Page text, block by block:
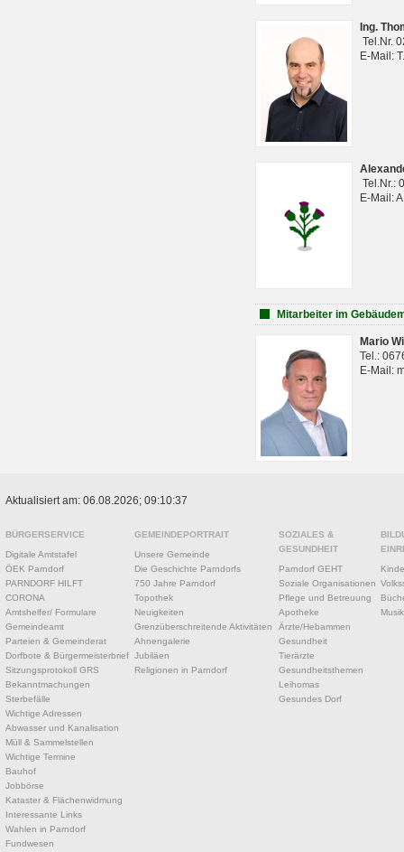
Ing.
Tel.Nr.
E-Mail:
Tel.Nr.:
E-Mail:
Mitarbeiter im
Mario
Tel.:
E-Mail:
Aktualisiert am: 06.08.2026; 09:10:37
BÜRGERSERVICE
Digitale Amtstafel
ÖEK Parndorf
PARNDORF HILFT
CORONA
Amtshelfer/ Formulare
Gemeindeamt
Parteien & Gemeinderat
Dorfbote & Bürgermeisterbrief
Sitzungsprotokoll GRS
Bekanntmachungen
Sterbefälle
Wichtige Adressen
Abwasser und Kanalisation
Müll & Sammelstellen
Wichtige Termine
Bauhof
Jobbörse
Kataster & Flächenwidmung
Interessante Links
Wahlen in Parndorf
Fundwesen
GEMEINDEPORTRAIT
Unsere Gemeinde
Die Geschichte Parndorfs
750 Jahre Parndorf
Topothek
Neuigkeiten
Grenzüberschreitende Aktivitäten
Ahnengalerie
Jubiläen
Religionen in Parndorf
SOZIALES &
GESUNDHEIT
Parndorf GEHT
Soziale Organisationen
Pflege und Betreuung
Apotheke
Ärzte/Hebammen
Gesundheit
Tierärzte
Gesundheitsthemen
Leihomas
Gesundes Dorf